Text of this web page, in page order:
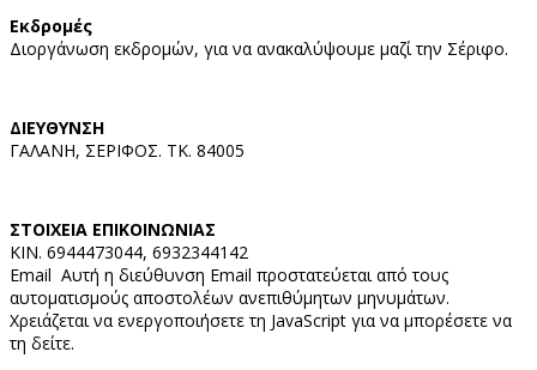
Εκδρομές
Διοργάνωση εκδρομών, για να ανακαλύψουμε μαζί την Σέριφο.
ΔΙΕΥΘΥΝΣΗ
ΓΑΛΑΝΗ, ΣΕΡΙΦΟΣ. ΤΚ. 84005
ΣΤΟΙΧΕΙΑ ΕΠΙΚΟΙΝΩΝΙΑΣ
ΚΙΝ. 6944473044, 6932344142
Email Αυτή η διεύθυνση Email προστατεύεται από τους
αυτοματισμούς αποστολέων ανεπιθύμητων μηνυμάτων.
Χρειάζεται να ενεργοποιήσετε τη JavaScript για να μπορέσετε να
τη δείτε.